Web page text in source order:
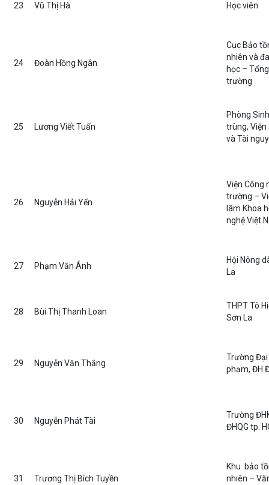
23 Vũ Thị Hà Học viên
24 Đoàn Hồng Ngân
Cục Bảo
nhiên và
học –
trường
25 Lương Viết Tuấn
Phòng
trùng, Viện
và Tài
26 Nguyễn Hải Yến
Viện Công
trường –
lâm Khoa
nghệ Việt
27 Phạm Văn Ánh
Hội Nông
La
28 Bùi Thị Thanh Loan
THPT Tô
Sơn La
29 Nguyễn Văn Thắng
Trường
phạm, ĐH
30 Nguyễn Phát Tài
Trường
ĐHQG tp.
31 Trương Thị Bích Tuyền
Khu bảo
nhiên –